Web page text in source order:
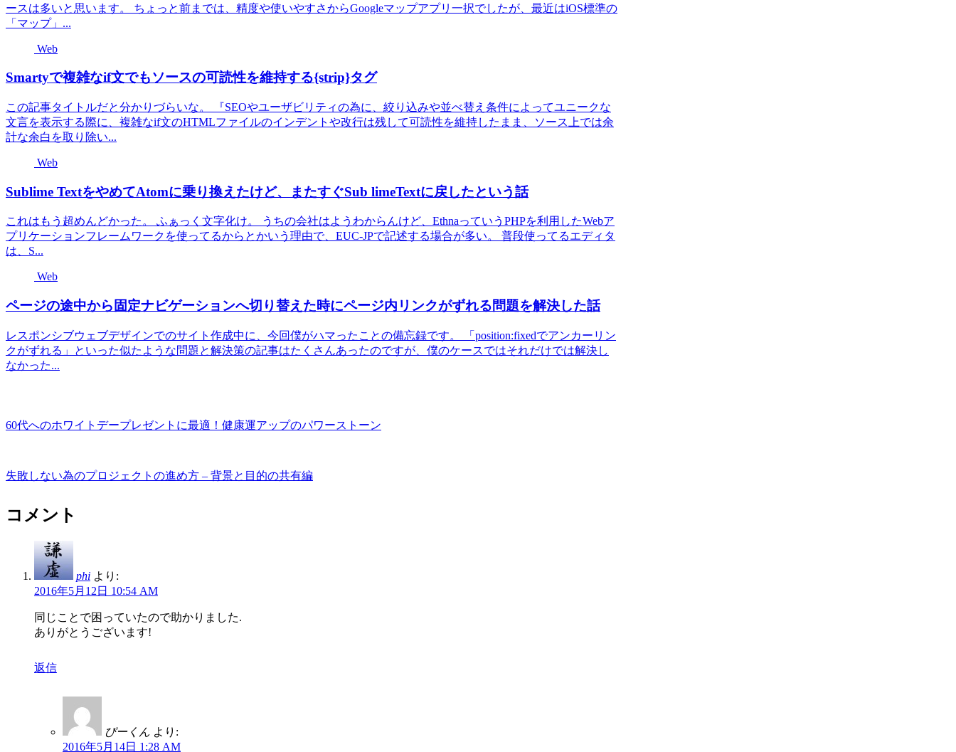
ースは多いと思います。 ちょっと前までは、精度や使いやすさからGoogleマップアプリ一択でしたが、最近はiOS標準の
「マップ」...
Web
Smartyで複雑なif文でもソースの可読性を維持する{strip}タグ
この記事タイトルだと分かりづらいな。 『SEOやユーザビリティの為に、絞り込みや並べ替え条件によってユニークな
文言を表示する際に、複雑なif文のHTMLファイルのインデントや改行は残して可読性を維持したまま、ソース上では余
計な余白を取り除い...
Web
Sublime TextをやめてAtomに乗り換えたけど、またすぐSub limeTextに戻したという話
これはもう超めんどかった。 ふぁっく文字化け。 うちの会社はようわからんけど、EthnaっていうPHPを利用したWebア
プリケーションフレームワークを使ってるからとかいう理由で、EUC-JPで記述する場合が多い。 普段使ってるエディタ
は、S...
Web
ページの途中から固定ナビゲーションへ切り替えた時にページ内リンクがずれる問題を解決した話
レスポンシブウェブデザインでのサイト作成中に、今回僕がハマったことの備忘録です。 「position:fixedでアンカーリン
クがずれる」といった似たような問題と解決策の記事はたくさんあったのですが、僕のケースではそれだけでは解決し
なかった...
60代へのホワイトデープレゼントに最適！健康運アップのパワーストーン
失敗しない為のプロジェクトの進め方 – 背景と目的の共有編
コメント
phi より:
2016年5月12日 10:54 AM
同じことで困っていたので助かりました.
ありがとうございます!
返信
ぴーくん より:
2016年5月14日 1:28 AM